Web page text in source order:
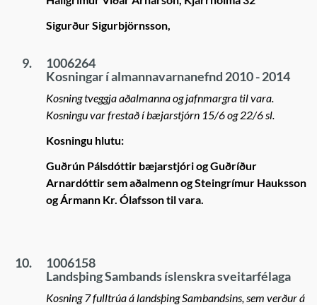
Sigurður Sigurbjörnsson,
9.
1006264
Kosningar í almannavarnanefnd 2010 - 2014
Kosning tveggja aðalmanna og jafnmargra til vara.
Kosningu var frestað í bæjarstjórn 15/6 og 22/6 sl.
Kosningu hlutu:
Guðrún Pálsdóttir bæjarstjóri og Guðríður
Arnardóttir sem aðalmenn og Steingrímur Hauksson
og Ármann Kr. Ólafsson til vara.
10.
1006158
Landsþing Sambands íslenskra sveitarfélaga
Kosning 7 fulltrúa á landsþing Sambandsins, sem verður á